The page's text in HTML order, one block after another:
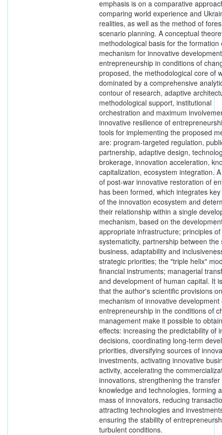
emphasis is on a comparative
comparing world experience and
realities, as well as the method of
scenario planning. A conceptual
methodological basis for the formation
mechanism for innovative
entrepreneurship in conditions of
proposed, the methodological core of
dominated by a comprehensive
contour of research, adaptive
methodological support, institutional
orchestration and maximum
innovative resilience of
tools for implementing the proposed
are: program-targeted regulation,
partnership, adaptive design,
brokerage, innovation acceleration,
capitalization, ecosystem integration.
of post-war innovative restoration of
has been formed, which integrates
of the innovation ecosystem and
their relationship within a single
mechanism, based on the
appropriate infrastructure; principles of
systematicity, partnership between the
business, adaptability and
strategic priorities; the "triple helix"
financial instruments; managerial
and development of human capital. It
that the author's scientific provisions
mechanism of innovative development
entrepreneurship in the conditions of
management make it possible to
effects: increasing the predictability of
decisions, coordinating long-term
priorities, diversifying sources of
investments, activating innovative
activity, accelerating the
innovations, strengthening the transfer
knowledge and technologies, forming
mass of innovators, reducing
attracting technologies and
ensuring the stability of
turbulent conditions.